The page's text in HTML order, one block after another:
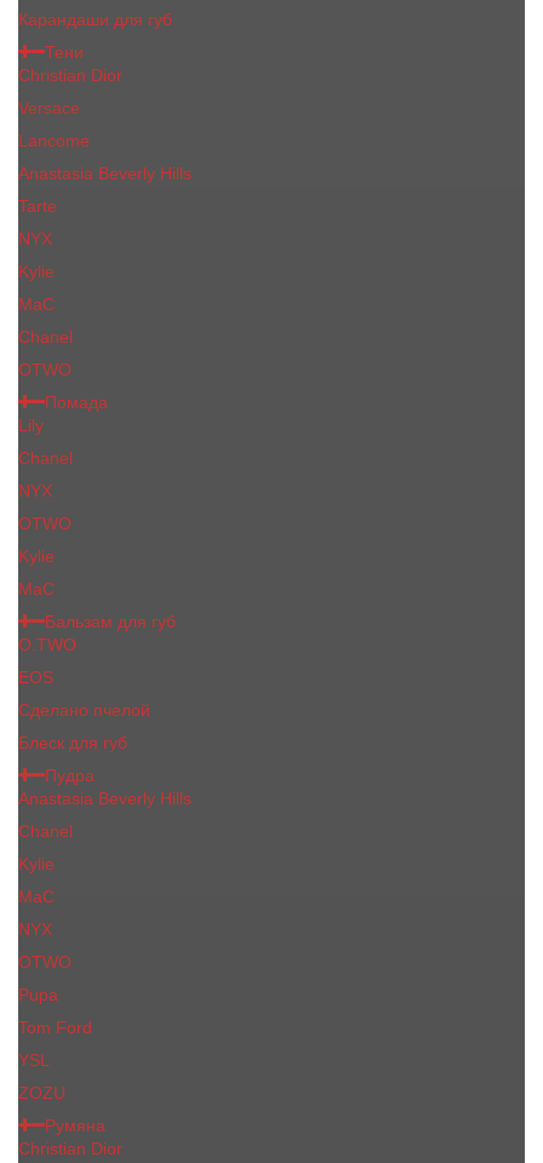
Карандаши для губ
Тени
Christian Dior
Versace
Lancome
Anastasia Beverly Hills
Tarte
NYX
Kylie
MaC
Сhanеl
OTWO
Помада
Lily
Chanel
NYX
OTWO
Kylie
МаС
Бальзам для губ
O.TWO
EOS
Сделано пчелой
Блеск для губ
Пудра
Anastasia Beverly Hills
Chanel
Kylie
MaC
NYX
OTWO
Pupa
Tom Ford
YSL
ZOZU
Румяна
Christian Dior